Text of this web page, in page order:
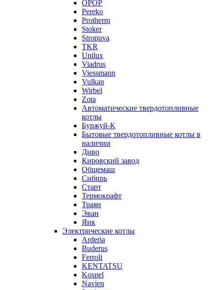
OPOP
Pereko
Protherm
Stoker
Stropuva
TKR
Unilux
Viadrus
Viessmann
Vulkan
Wirbel
Zota
Автоматические твердотопливные
котлы
Буржуй-К
Бытовые твердотопливные котлы в
наличии
Диво
Кировский завод
Общемаш
Сибирь
Старт
Термокрафт
Траян
Эван
Яик
Электрические котлы
Arderia
Buderus
Ferroli
KENTATSU
Kospel
Navien